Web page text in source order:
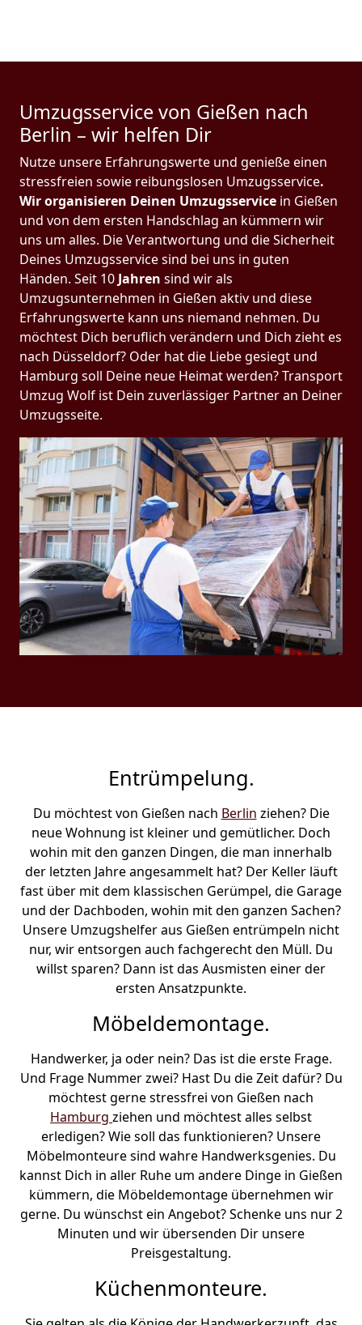
Umzugsservice von Gießen nach
Berlin – wir helfen Dir
Nutze unsere Erfahrungswerte und genieße einen
stressfreien sowie reibungslosen Umzugsservice.
Wir organisieren Deinen Umzugsservice in Gießen
und von dem ersten Handschlag an kümmern wir
uns um alles. Die Verantwortung und die Sicherheit
Deines Umzugsservice sind bei uns in guten
Händen. Seit 10 Jahren sind wir als
Umzugsunternehmen in Gießen aktiv und diese
Erfahrungswerte kann uns niemand nehmen. Du
möchtest Dich beruflich verändern und Dich zieht es
nach Düsseldorf? Oder hat die Liebe gesiegt und
Hamburg soll Deine neue Heimat werden? Transport
Umzug Wolf ist Dein zuverlässiger Partner an Deiner
Umzugsseite.
Entrümpelung.
Du möchtest von Gießen nach Berlin ziehen? Die
neue Wohnung ist kleiner und gemütlicher. Doch
wohin mit den ganzen Dingen, die man innerhalb
der letzten Jahre angesammelt hat? Der Keller läuft
fast über mit dem klassischen Gerümpel, die Garage
und der Dachboden, wohin mit den ganzen Sachen?
Unsere Umzugshelfer aus Gießen entrümpeln nicht
nur, wir entsorgen auch fachgerecht den Müll. Du
willst sparen? Dann ist das Ausmisten einer der
ersten Ansatzpunkte.
Möbeldemontage.
Handwerker, ja oder nein? Das ist die erste Frage.
Und Frage Nummer zwei? Hast Du die Zeit dafür? Du
möchtest gerne stressfrei von Gießen nach
Hamburg ziehen und möchtest alles selbst
erledigen? Wie soll das funktionieren? Unsere
Möbelmonteure sind wahre Handwerksgenies. Du
kannst Dich in aller Ruhe um andere Dinge in Gießen
kümmern, die Möbeldemontage übernehmen wir
gerne. Du wünschst ein Angebot? Schenke uns nur 2
Minuten und wir übersenden Dir unsere
Preisgestaltung.
Küchenmonteure.